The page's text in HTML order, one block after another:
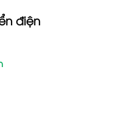
điện